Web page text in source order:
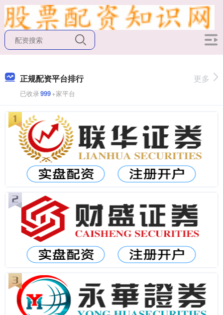
正规配资平台排行
已收录999+家平台
更多